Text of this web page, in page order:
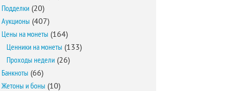
Подделки (20)
Аукционы (407)
Цены на монеты (164)
Ценники на монеты (133)
Проходы недели (26)
Банкноты (66)
Жетоны и боны (10)